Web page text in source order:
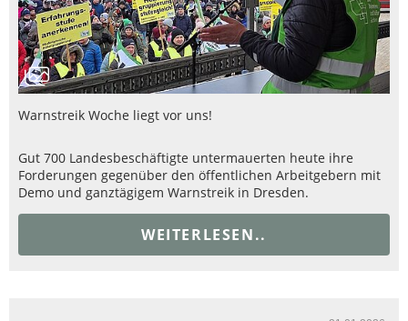
Warnstreik Woche liegt vor uns!
Gut 700 Landesbeschäftigte untermauerten heute ihre
Forderungen gegenüber den öffentlichen Arbeitgebern mit
Demo und ganztägigem Warnstreik in Dresden.
WEITERLESEN..